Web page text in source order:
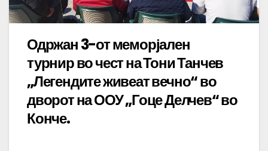
Одржан 3-от меморјален
турнир во чест на Тони Танчев
„Легендите живеат вечно“ во
дворот на ООУ „Гоце Делчев“ во
Конче.